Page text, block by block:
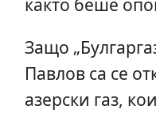
както беше
Защо
Павлов са се
азерски газ,